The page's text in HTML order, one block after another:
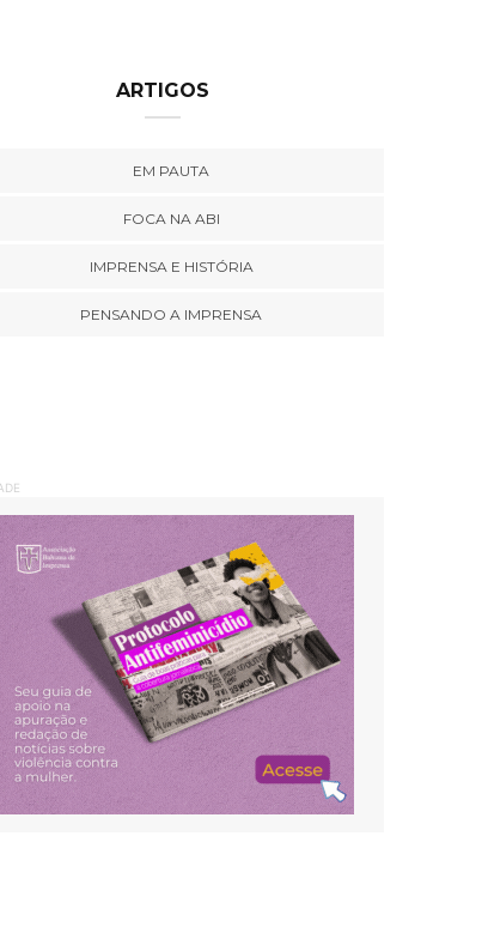
ARTIGOS
EM PAUTA
FOCA NA ABI
IMPRENSA E HISTÓRIA
PENSANDO A IMPRENSA